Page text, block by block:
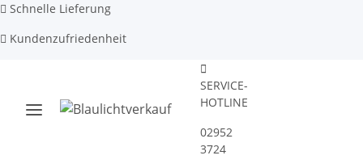
Schnelle Lieferung
Kundenzufriedenheit
SERVICE-
HOTLINE
02952
3724